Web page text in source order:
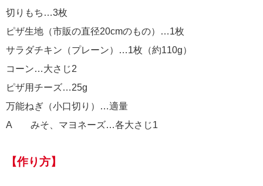
切りもち…3枚
ピザ生地（市販の直径20cmのもの）…1枚
サラダチキン（プレーン）…1枚（約110g）
コーン…大さじ2
ピザ用チーズ…25g
万能ねぎ（小口切り）…適量
A みそ、マヨネーズ…各大さじ1
【作り方】